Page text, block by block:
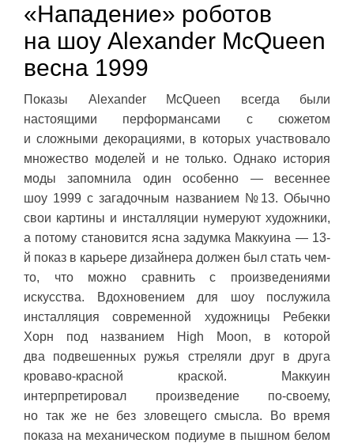
«Нападение» роботов
на шоу Alexander McQueen
весна 1999
Показы Alexander McQueen всегда были
настоящими перформансами с сюжетом
и сложными декорациями, в которых участвовало
множество моделей и не только. Однако история
моды запомнила один особенно — весеннее
шоу 1999 с загадочным названием №13. Обычно
свои картины и инсталляции нумеруют художники,
а потому становится ясна задумка Маккуина — 13-
й показ в карьере дизайнера должен был стать чем-
то, что можно сравнить с произведениями
искусства. Вдохновением для шоу послужила
инсталляция современной художницы Ребекки
Хорн под названием High Moon, в которой
два подвешенных ружья стреляли друг в друга
кроваво-красной краской. Маккуин
интерпретировал произведение по-своему,
но так же не без зловещего смысла. Во время
показа на механическом подиуме в пышном белом